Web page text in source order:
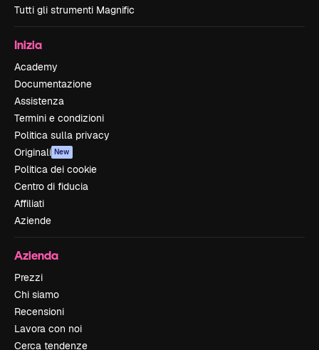
Tutti gli strumenti Magnific
Inizia
Academy
Documentazione
Assistenza
Termini e condizioni
Politica sulla privacy
Originali New
Politica dei cookie
Centro di fiducia
Affiliati
Aziende
Azienda
Prezzi
Chi siamo
Recensioni
Lavora con noi
Cerca tendenze